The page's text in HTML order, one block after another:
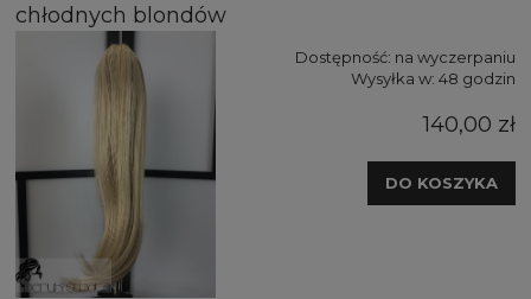
chłodnych blondów
Dostępność: na wyczerpaniu
Wysyłka w: 48 godzin
140,00 zł
DO KOSZYKA